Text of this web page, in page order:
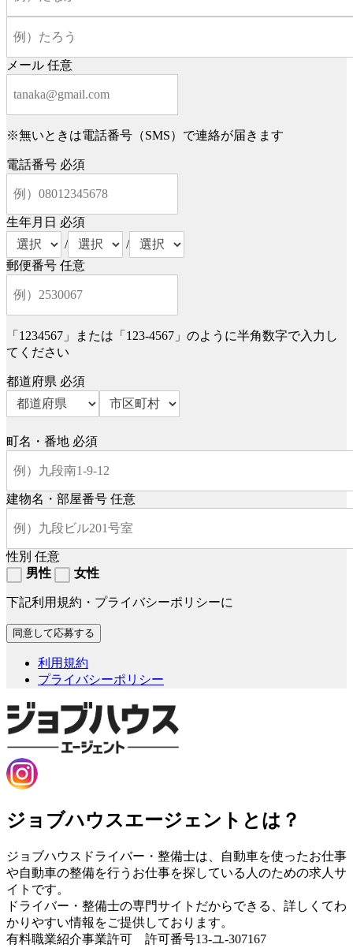
メール 任意
※無いときは電話番号（SMS）で連絡が届きます
電話番号 必須
生年月日 必須
/
/
郵便番号 任意
「1234567」または「123-4567」のように半角数字で入力し
てください
都道府県 必須
町名・番地 必須
建物名・部屋番号 任意
性別 任意
男性
女性
下記利用規約・プライバシーポリシーに
利用規約
プライバシーポリシー
ジョブハウスエージェントとは？
ジョブハウスドライバー・整備士は、自動車を使ったお仕事
や自動車の整備を行うお仕事を探している人のための求人サ
イトです。
ドライバー・整備士の専門サイトだからできる、詳しくてわ
かりやすい情報をご提供しております。
有料職業紹介事業許可 許可番号13-ユ-307167